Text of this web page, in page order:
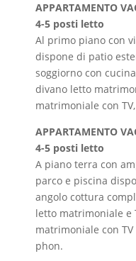
APPARTAMENTO
4-5 posti letto
Al primo piano con
dispone di patio
soggiorno con
divano letto
matrimoniale con
APPARTAMENTO
4-5 posti letto
A piano terra con
parco e piscina
angolo cottura
letto matrimoniale e
matrimoniale con
phon.